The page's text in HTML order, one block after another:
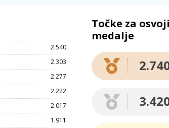
2.540
2.303
2.277
2.222
2.017
1.911
Točke za
medalje